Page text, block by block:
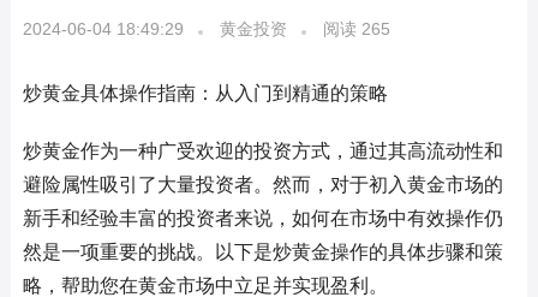
2024-06-04 18:49:29 黄金投资 阅读 265
炒黄金具体操作指南：从入门到精通的策略
炒黄金作为一种广受欢迎的投资方式，通过其高流动性和
避险属性吸引了大量投资者。然而，对于初入黄金市场的
新手和经验丰富的投资者来说，如何在市场中有效操作仍
然是一项重要的挑战。以下是炒黄金操作的具体步骤和策
略，帮助您在黄金市场中立足并实现盈利。